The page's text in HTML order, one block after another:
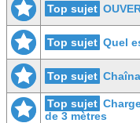
Top sujet
Top sujet Quel
Top sujet
Top sujet
de 3 mètres